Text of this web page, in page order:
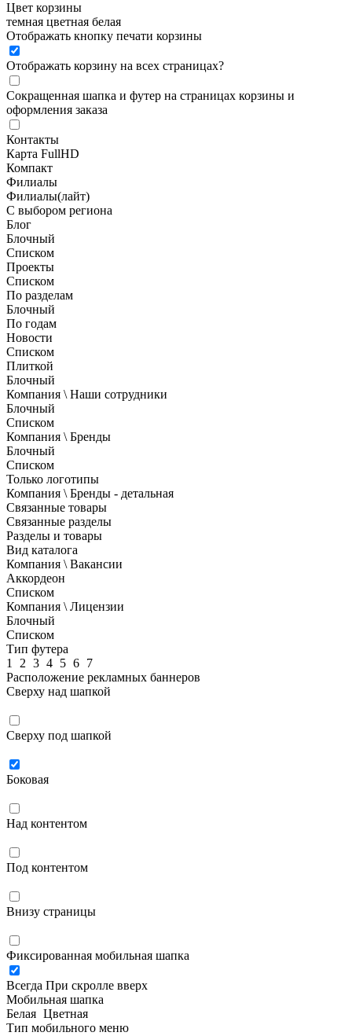
Цвет корзины
темная цветная белая
Отображать кнопку печати корзины
Отображать корзину на всех страницах?
Сокращенная шапка и футер на страницах корзины и
оформления заказа
Контакты
Карта FullHD
Компакт
Филиалы
Филиалы(лайт)
С выбором региона
Блог
Блочный
Списком
Проекты
Списком
По разделам
Блочный
По годам
Новости
Списком
Плиткой
Блочный
Компания \ Наши сотрудники
Блочный
Списком
Компания \ Бренды
Блочный
Списком
Только логотипы
Компания \ Бренды - детальная
Связанные товары
Связанные разделы
Разделы и товары
Вид каталога
Компания \ Вакансии
Аккордеон
Списком
Компания \ Лицензии
Блочный
Списком
Тип футера
1
2 3 4 5 6 7
Расположение рекламных баннеров
Сверху над шапкой
Сверху под шапкой
Боковая
Над контентом
Под контентом
Внизу страницы
Фиксированная мобильная шапка
Всегда При скролле вверх
Мобильная шапка
Белая Цветная
Тип мобильного меню